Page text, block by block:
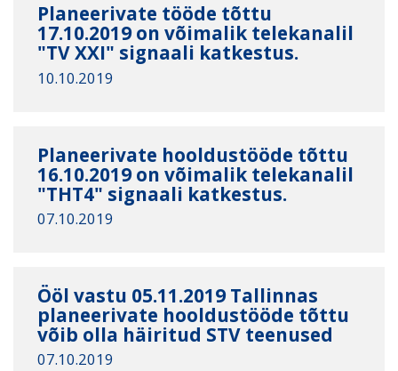
Planeerivate tööde tõttu
17.10.2019 on võimalik telekanalil
"TV XXI" signaali katkestus.
10.10.2019
Planeerivate hooldustööde tõttu
16.10.2019 on võimalik telekanalil
"ТНТ4" signaali katkestus.
07.10.2019
Ööl vastu 05.11.2019 Tallinnas
planeerivate hooldustööde tõttu
võib olla häiritud STV teenused
07.10.2019